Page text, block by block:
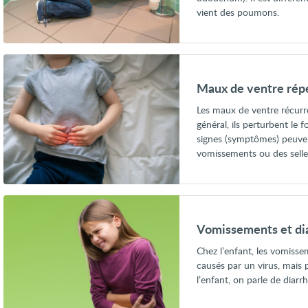
vient des poumons.
Voir
Maux
de
ventre
répétés
(récurrents)
chez
l’enfant
Maux de ventre
Les maux de ventre
général, ils perturbent le
signes (symptômes)
vomissements ou des
Voir
Vomissements et
Chez l’enfant, les
causés par un virus, mais
l’enfant, on parle de